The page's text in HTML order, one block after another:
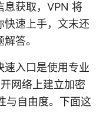
息获取，VPN 将
快速上手，文末还
答。
速入口是使用专业
网络上建立加密
与自由度。下面这